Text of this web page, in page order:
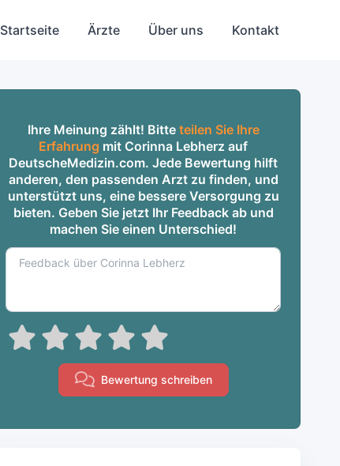
Startseite Ärzte Über uns Kontakt
Ihre Meinung zählt! Bitte teilen Sie Ihre
Erfahrung mit Corinna Lebherz auf
DeutscheMedizin.com. Jede Bewertung hilft
anderen, den passenden Arzt zu finden, und
unterstützt uns, eine bessere Versorgung zu
bieten. Geben Sie jetzt Ihr Feedback ab und
machen Sie einen Unterschied!
Bewertung schreiben